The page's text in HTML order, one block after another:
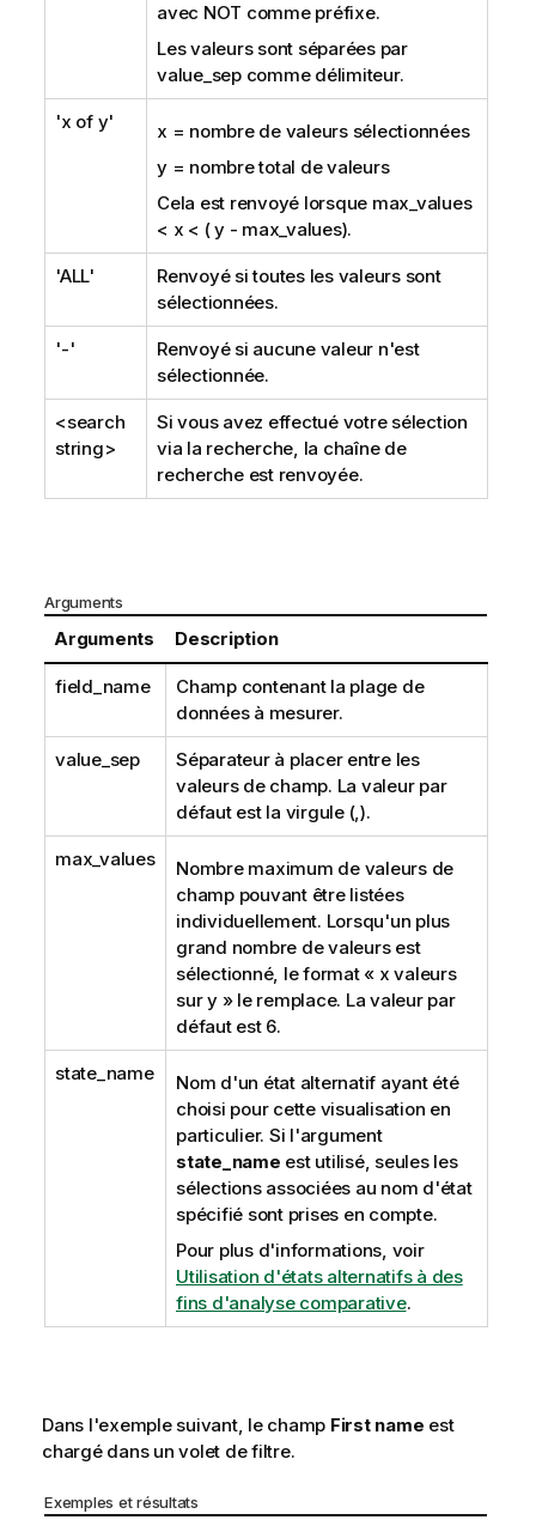
avec NOT comme préfixe.
Les valeurs sont séparées par
value_sepcomme délimiteur.
'x of y'
x = nombre de valeurs sélectionnées
y = nombre total de valeurs
Cela est renvoyé lorsque max_values
< x < ( y - max_values).
'ALL'
Renvoyé si toutes les valeurs sont
sélectionnées.
'-'
Renvoyé si aucune valeur n'est
sélectionnée.
<search
string>
Si vous avez effectué votre sélection
via la recherche, la chaîne de
recherche est renvoyée.
Arguments
Arguments Description
field_name
Champ contenant la plage de
données à mesurer.
value_sep
Séparateur à placer entre les
valeurs de champ. La valeur par
défaut est la virgule (,).
max_values
Nombre maximum de valeurs de
champ pouvant être listées
individuellement. Lorsqu'un plus
grand nombre de valeurs est
sélectionné, le format « x valeurs
sur y » le remplace. La valeur par
défaut est 6.
state_name
Nom d'un état alternatif ayant été
choisi pour cette visualisation en
particulier. Si l'argument
state_name est utilisé, seules les
sélections associées au nom d'état
spécifié sont prises en compte.
Pour plus d'informations, voir
Utilisation d'états alternatifs à des
fins d'analyse comparative.
Dans l'exemple suivant, le champ First name est
chargé dans un volet de filtre.
Exemples et résultats